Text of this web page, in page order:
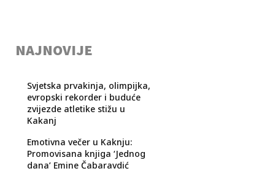
NAJNOVIJE
Svjetska prvakinja, olimpijka,
evropski rekorder i buduće
zvijezde atletike stižu u
Kakanj
Emotivna večer u Kaknju:
Promovisana knjiga ‘Jednog
dana’ Emine Čabaravdić